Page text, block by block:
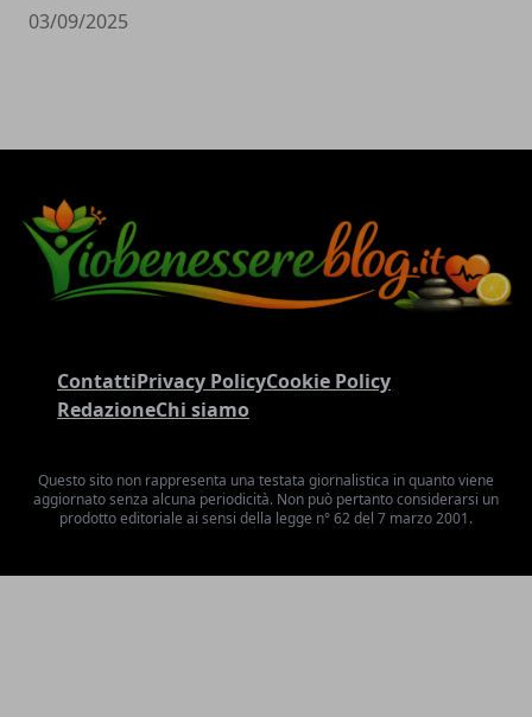
03/09/2025
ContattiPrivacy PolicyCookie Policy
RedazioneChi siamo
Questo sito non rappresenta una testata giornalistica in quanto viene
aggiornato senza alcuna periodicità. Non può pertanto considerarsi un
prodotto editoriale ai sensi della legge n° 62 del 7 marzo 2001.